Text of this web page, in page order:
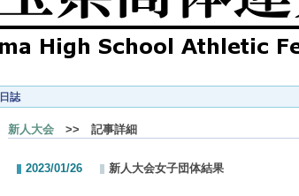
日誌
新人大会 >> 記事詳細
2023/01/26 新人大会女子団体結果